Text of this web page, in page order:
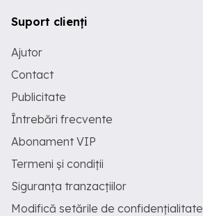
Suport clienți
Ajutor
Contact
Publicitate
Întrebări frecvente
Abonament VIP
Termeni și condiții
Siguranța tranzacțiilor
Modifică setările de confidențialitate